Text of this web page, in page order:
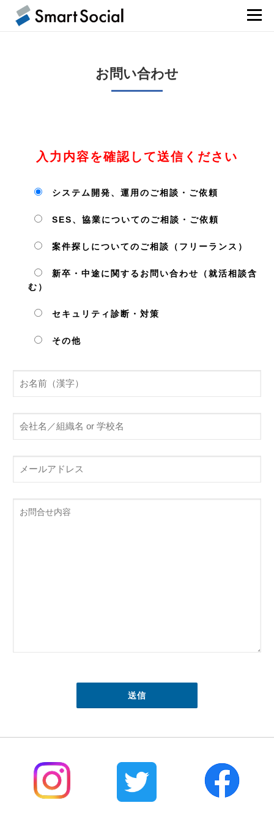
メニュ
お問い合わせ
入力内容を確認して送信ください
システム開発、運用のご相談・ご依頼
SES、協業についてのご相談・ご依頼
案件探しについてのご相談（フリーランス）
新卒・中途に関するお問い合わせ（就活相談含
む）
セキュリティ診断・対策
その他